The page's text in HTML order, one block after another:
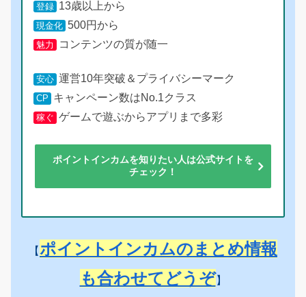
登録 13歳以上から
現金化 500円から
魅力 コンテンツの質が随一
安心 運営10年突破＆プライバシーマーク
CP キャンペーン数はNo.1クラス
稼ぐ ゲームで遊ぶからアプリまで多彩
ポイントインカムを知りたい人は公式サイトを
チェック！
【ポイントインカムのまとめ情報
も合わせてどうぞ 】